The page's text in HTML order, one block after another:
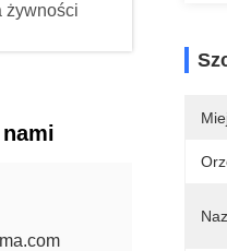
żywności